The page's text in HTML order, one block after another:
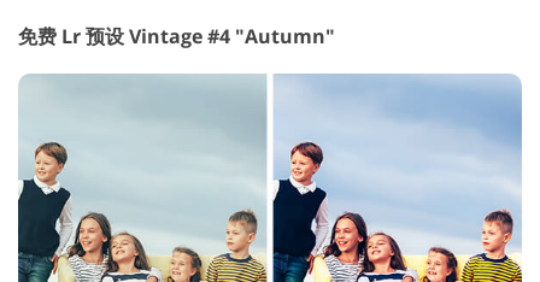
免费 Lr 预设 Vintage #4 "Autumn"